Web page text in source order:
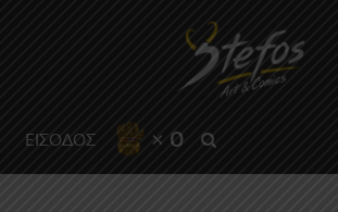
ΕΙΣΟΔΟΣ × 0